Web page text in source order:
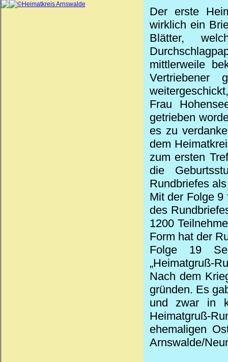
©Heimatkreis Arnswalde
Der erste
wirklich ein
Blätter,
mittlerweile
Frau
getrieben
es zu
dem
zum ersten
die
Rundbriefes
Mit der Folge
des
1200
Form hat der
Folge 19
„Heimatgruß-
Nach dem
gründen. Es
und zwar in
Heimatgruß-
ehemaligen
Arnswalde/